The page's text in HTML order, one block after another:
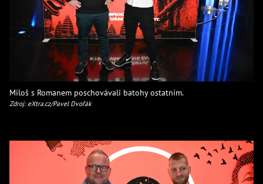
Miloš s Romanem poschovávali batohy ostatním.
Zdroj: eXtra.cz/Pavel Dvořák